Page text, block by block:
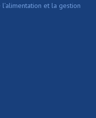
l’alimentation et la gestion